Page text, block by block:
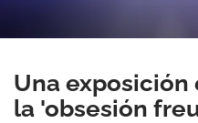
Una exposición
la 'obsesión